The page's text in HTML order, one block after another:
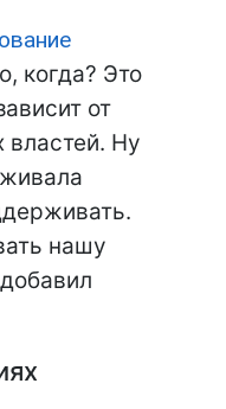
когда? Это
от
властей. Ну
нашу